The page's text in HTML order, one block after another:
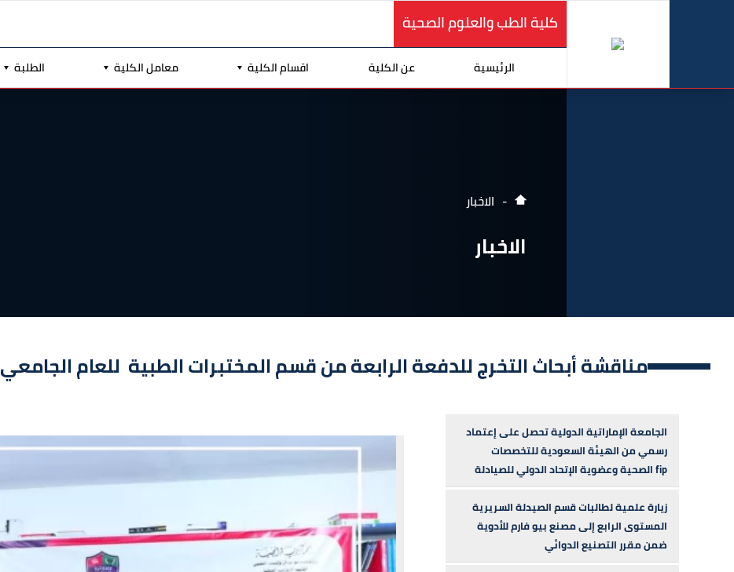
كلية الطب والعلوم الصحية
الرئيسية عن الكلية اقسام الكلية معامل الكلية الطلبة
الاخبار
الاخبار
مناقشة أبحاث التخرج للدفعة الرابعة من قسم المختبرات الطبية للعام الجامعي 1443ه‍ الموافق 2021/ 2022
الجامعة الإماراتية الدولية تحصل على إعتماد
رسمي من الهيئة السعودية للتخصصات
الصحية وعضوية الإتحاد الدولي للصيادلة fip
زيارة علمية لطالبات قسم الصيدلة السريرية
المستوى الرابع إلى مصنع بيو فارم للأدوية
ضمن مقرر التصنيع الدوائي